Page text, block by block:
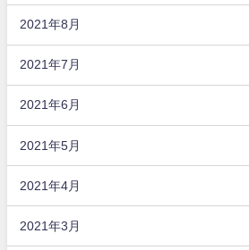
2021年8月
2021年7月
2021年6月
2021年5月
2021年4月
2021年3月